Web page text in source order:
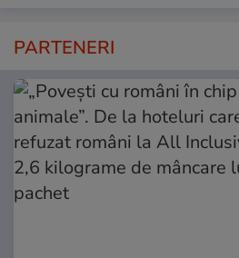
PARTENERI